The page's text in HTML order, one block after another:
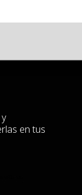
en tus